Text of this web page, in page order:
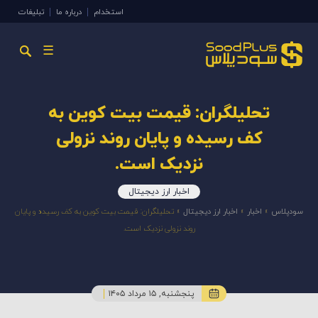
استخدام درباره ما تبلیغات
☰
تحلیلگران: قیمت بیت کوین به
کف رسیده و پایان روند نزولی
نزدیک است.
اخبار ارز دیجیتال
سودپلاس » اخبار » اخبار ارز دیجیتال » تحلیلگران: قیمت بیت کوین به کف رسیده و پایان
روند نزولی نزدیک است.
پنجشنبه, ۱۵ مرداد ۱۴۰۵